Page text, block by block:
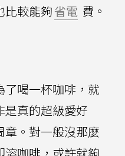
比較能夠省電 費。
了喝一杯咖啡，就
是真的超級愛好
。對一般沒那麼
溶咖啡，或許就夠